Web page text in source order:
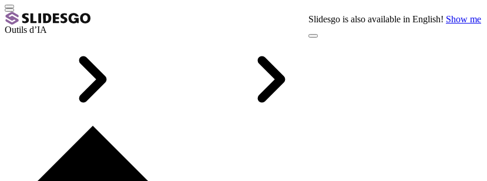
Slidesgo is also available in English! Show me
Outils d’IA